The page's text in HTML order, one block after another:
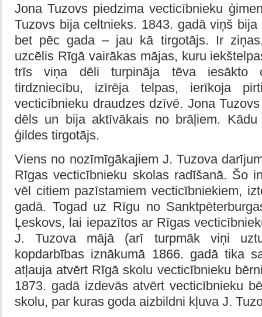
Jona Tuzovs piedzima vecticībnieku
Tuzovs bija celtnieks. 1843. gadā viņš
bet pēc gada – jau kā tirgotājs. Ir
uzcēlis Rīgā vairākas mājas, kuru
trīs viņa dēli turpināja tēva iesākto
tirdzniecību, izīrēja telpas, ierīkoja
vecticībnieku draudzes dzīvē. Jona
dēls un bija aktīvākais no brāļiem.
ģildes tirgotājs.
Viens no nozīmīgākajiem J. Tuzova
Rīgas vecticībnieku skolas radīšanā. Šo
vēl citiem pazīstamiem vecticībniekiem,
gadā. Togad uz Rīgu no
Ļeskovs, lai iepazītos ar Rīgas
J. Tuzova mājā (arī turpmāk viņi
kopdarbības iznākumā 1866. gadā tika
atļauja atvērt Rīgā skolu vecticībnieku
1873. gadā izdevās atvērt vecticībnieku
skolu, par kuras goda aizbildni kļuva J.